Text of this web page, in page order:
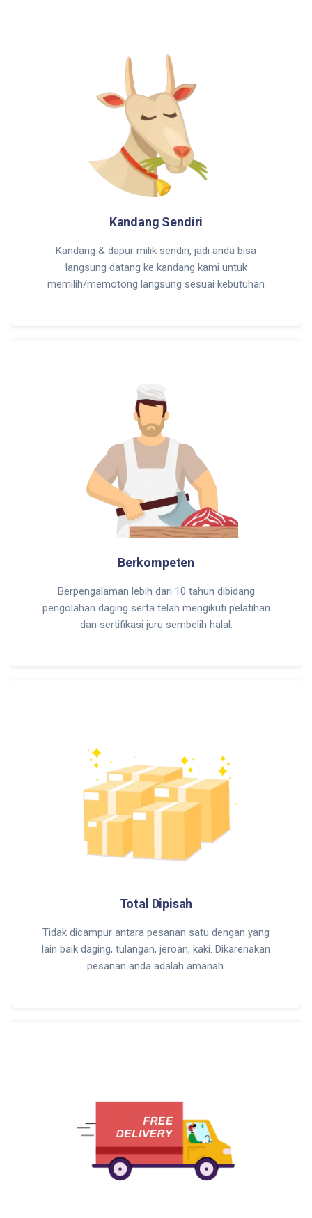
Kandang Sendiri
Kandang & dapur milik sendiri, jadi anda bisa
langsung datang ke kandang kami untuk
memilih/memotong langsung sesuai kebutuhan
Berkompeten
Berpengalaman lebih dari 10 tahun dibidang
pengolahan daging serta telah mengikuti pelatihan
dan sertifikasi juru sembelih halal.
Total Dipisah
Tidak dicampur antara pesanan satu dengan yang
lain baik daging, tulangan, jeroan, kaki. Dikarenakan
pesanan anda adalah amanah.